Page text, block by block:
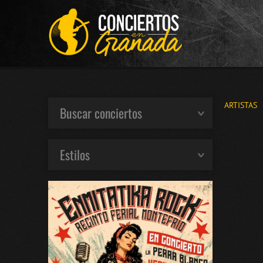
ARTISTAS
Buscar conciertos
Estilos